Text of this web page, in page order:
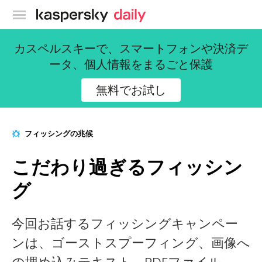
カスペルスキー公式ブログ
カスペルスキーで、スマートフォンや決済デ
ータ、個人情報をまるごと保護
無料でお試し
フィッシングの兆候
こだわり過ぎるフィッシン
グ
今回お話するフィッシングキャンペー
ンは、ゴーストスプーフィング、画像へ